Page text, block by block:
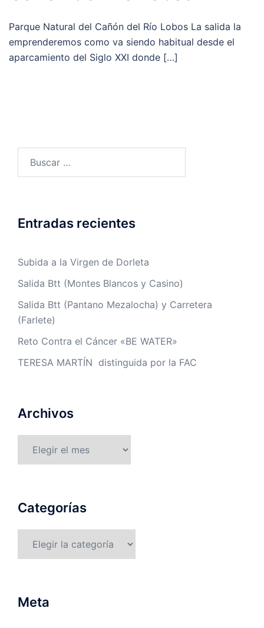
Parque Natural del Cañón del Río Lobos La salida la
emprenderemos como va siendo habitual desde el
aparcamiento del Siglo XXI donde […]
Entradas recientes
Subida a la Virgen de Dorleta
Salida Btt (Montes Blancos y Casino)
Salida Btt (Pantano Mezalocha) y Carretera
(Farlete)
Reto Contra el Cáncer «BE WATER»
TERESA MARTÍN distinguida por la FAC
Archivos
Categorías
Meta